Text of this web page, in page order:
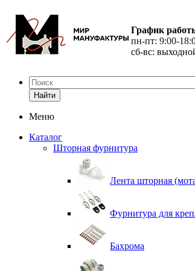
График
пн-пт: 9:00-
сб-вс:
Найти
Меню
Каталог
Шторная фурнитура
Лента шторная
Фурнитура для
Бахрома